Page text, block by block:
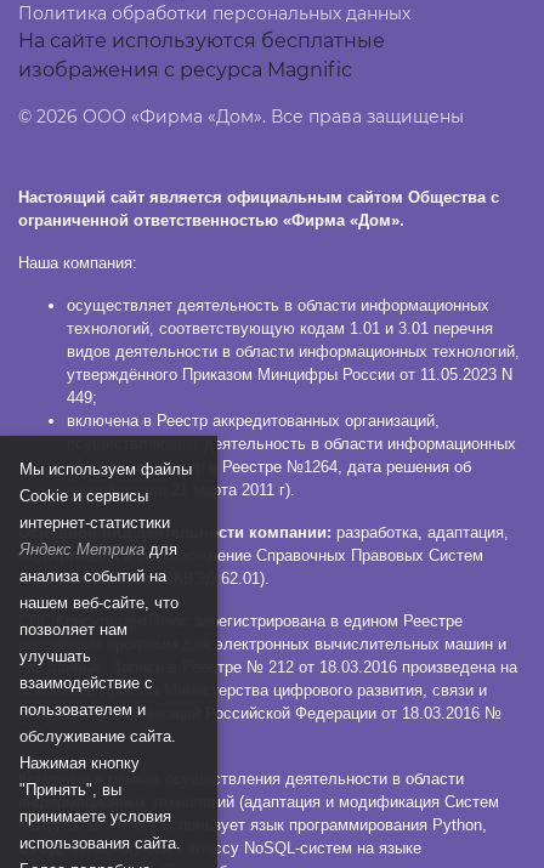
Политика обработки персональных данных
На сайте используются бесплатные
изображения с ресурса Magnific
© 2026 ООО «Фирма «Дом». Все права защищены
Настоящий сайт является официальным сайтом Общества с
ограниченной ответственностью «Фирма «Дом».
Наша компания:
осуществляет деятельность в области информационных
технологий, соответствующую кодам 1.01 и 3.01 перечня
видов деятельности в области информационных технологий,
утверждённого Приказом Минцифры России от 11.05.2023 N
449;
включена в Реестр аккредитованных организаций,
осуществляющих деятельность в области информационных
технологий (номер в Реестре №1264, дата решения об
аккредитации 21 марта 2011 г).
Основной вид деятельности компании: разработка, адаптация,
модификация и сопровождение Справочных Правовых Систем
КонсультантПлюс (ОКВЭД 62.01).
СПС КонсультантПлюс зарегистрирована в едином Реестре
российских программ для электронных вычислительных машин и
баз данных. Запись в Реестре № 212 от 18.03.2016 произведена на
основании Приказа Министерства цифрового развития, связи и
массовых коммуникаций Российской Федерации от 18.03.2016 №
112.
Компания в рамках осуществления деятельности в области
информационных технологий (адаптация и модификация Систем
КонсультантПлюс) использует язык программирования Python,
СУБД, относящуюся к классу NoSQL-систем на языке
Мы используем файлы
Сookie и сервисы
интернет-статистики
Яндекс Метрика для
анализа событий на
нашем веб-сайте, что
позволяет нам
улучшать
взаимодействие с
пользователем и
обслуживание сайта.
Нажимая кнопку
"Принять", вы
принимаете условия
использования сайта.